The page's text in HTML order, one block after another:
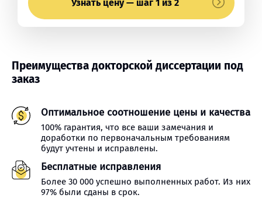
Узнать цену — шаг 1 из 2
Преимущества докторской диссертации под
заказ
Оптимальное соотношение цены и качества
100% гарантия, что все ваши замечания и
доработки по первоначальным требованиям
будут учтены и исправлены.
Бесплатные исправления
Более 30 000 успешно выполненных работ. Из них
97% были сданы в срок.